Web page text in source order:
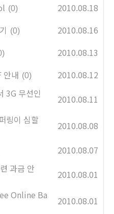
(0)
2010.08.18
(0)
2010.08.16
2010.08.13
안내 (0)
2010.08.12
3G 무선인
2010.08.11
링이 심할
2010.08.08
2010.08.07
과금 안
2010.08.01
Online Ba
2010.08.01